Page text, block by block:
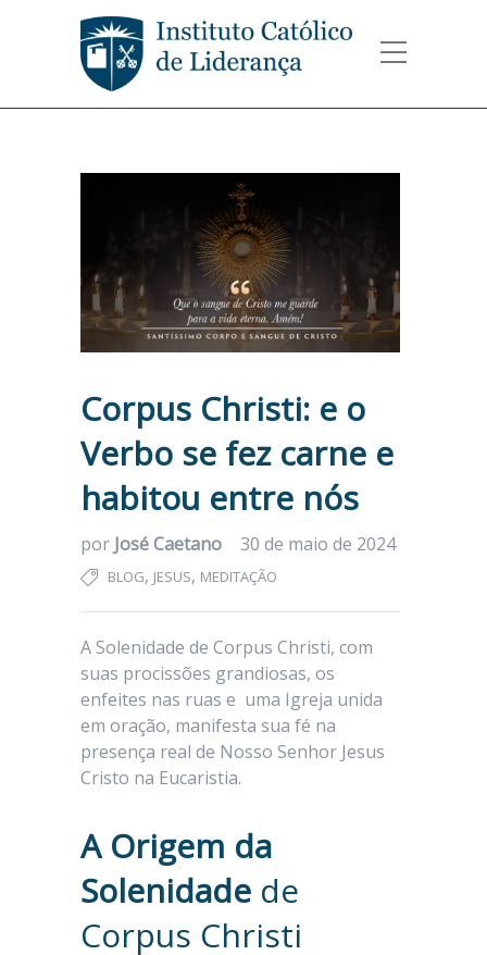
Corpus Christi: e o
Verbo se fez carne e
habitou entre nós
por José Caetano 30 de maio de 2024
BLOG, JESUS, MEDITAÇÃO
A Solenidade de Corpus Christi, com
suas procissões grandiosas, os
enfeites nas ruas e uma Igreja unida
em oração, manifesta sua fé na
presença real de Nosso Senhor Jesus
Cristo na Eucaristia.
A Origem da
Solenidade de
Corpus Christi